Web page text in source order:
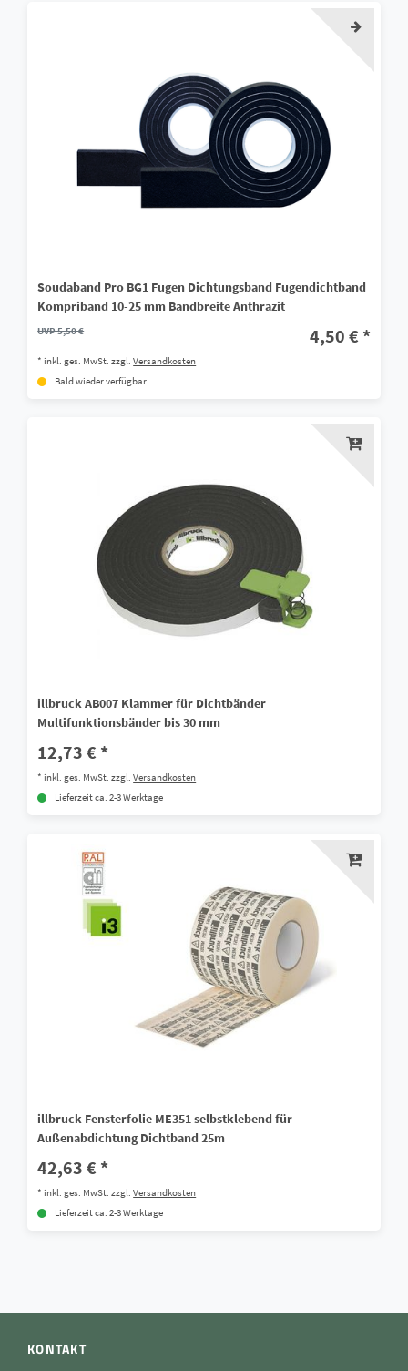
Soudaband Pro BG1 Fugen Dichtungsband Fugendichtband
Kompriband 10-25 mm Bandbreite Anthrazit
UVP 5,50 € 4,50 € *
*inkl. ges. MwSt. zzgl.Versandkosten
Bald wieder verfügbar
illbruck AB007 Klammer für Dichtbänder
Multifunktionsbänder bis 30 mm
12,73 € *
*inkl. ges. MwSt. zzgl.Versandkosten
Lieferzeit ca. 2-3 Werktage
illbruck Fensterfolie ME351 selbstklebend für
Außenabdichtung Dichtband 25m
42,63 € *
*inkl. ges. MwSt. zzgl.Versandkosten
Lieferzeit ca. 2-3 Werktage
KONTAKT